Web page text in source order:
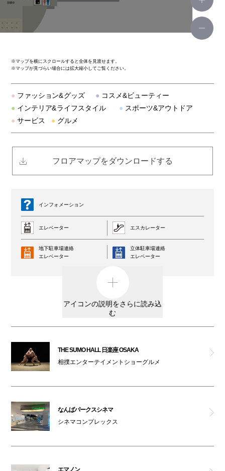
※マップを横にスクロールすると全体を見渡せます。
※マップが見づらい場合には拡大縮小してご覧ください。
● ファッション&グッズ ● コスメ&ビューティー
● インテリア&ライフスタイル ● スポーツ&アウトドア
● サービス ● グルメ
フロアマップをダウンロードする
インフォメーション
エレベーター エスカレーター
地下駐車場連絡
エレベーター
立体駐車場連絡
エレベーター
外貨両替機 男女トイレ
親子トイレ 授乳室
オムツ交換台
ATM
（パークスガーデン含む）
アイコンの説明をさらに読み込
む
THE SUMO HALL 日楽座 OSAKA
相撲エンターテイメントショーグルメ
なんばパークスシネマ
シネマコンプレックス
エマノン